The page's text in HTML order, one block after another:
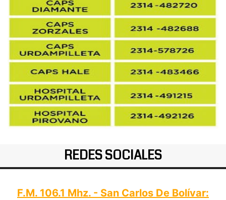
REDES SOCIALES
F.M. 106.1 Mhz. - San Carlos De Bolívar: